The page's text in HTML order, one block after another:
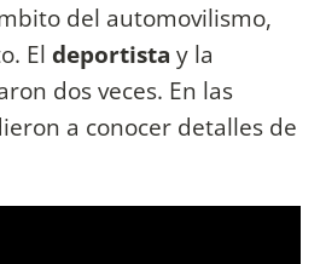
del automovilismo,
El deportista y la
dos veces. En las
a conocer detalles de